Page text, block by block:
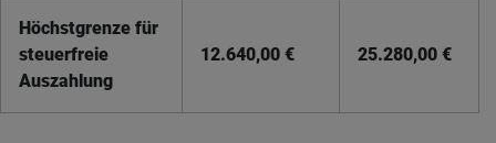
Höchstgrenze für
steuerfreie
Auszahlung
12.640,00 € 25.280,00 €